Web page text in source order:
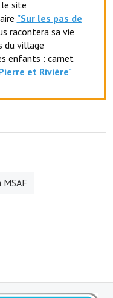
volontaires
site
"Sur les pas de
racontera sa vie
du village
enfants : carnet
et Rivière"